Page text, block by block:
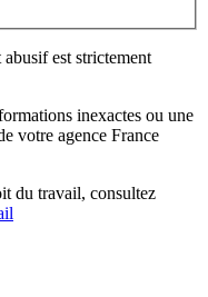
est strictement
inexactes ou une
votre agence France
du travail, consultez